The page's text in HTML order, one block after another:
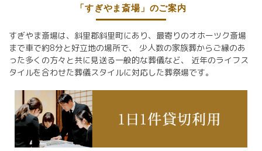
「すぎやま斎場」のご案内
すぎやま斎場は、斜里郡斜里町にあり、最寄りのオホーツク斎場
まで車で約8分と好立地の場所で、
少人数の家族葬からご縁のあ
った多くの方々と共に見送る一般的な葬儀など、
近年のライフス
タイルを合わせた葬儀スタイルに対応した葬祭場です。